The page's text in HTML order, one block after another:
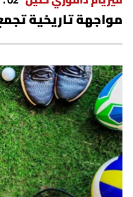
مواجهة تاريخية